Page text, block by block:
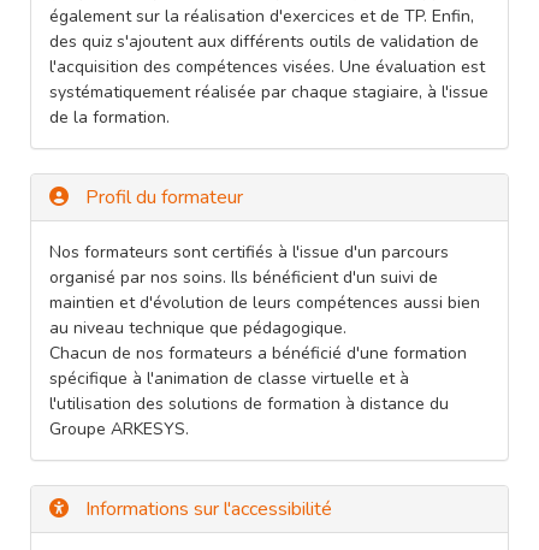
également sur la réalisation d'exercices et de TP. Enfin,
des quiz s'ajoutent aux différents outils de validation de
l'acquisition des compétences visées. Une évaluation est
systématiquement réalisée par chaque stagiaire, à l'issue
de la formation.
Profil du formateur
Nos formateurs sont certifiés à l'issue d'un parcours
organisé par nos soins. Ils bénéficient d'un suivi de
maintien et d'évolution de leurs compétences aussi bien
au niveau technique que pédagogique.
Chacun de nos formateurs a bénéficié d'une formation
spécifique à l'animation de classe virtuelle et à
l'utilisation des solutions de formation à distance du
Groupe ARKESYS.
Informations sur l'accessibilité